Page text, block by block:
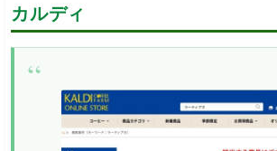
カルディ